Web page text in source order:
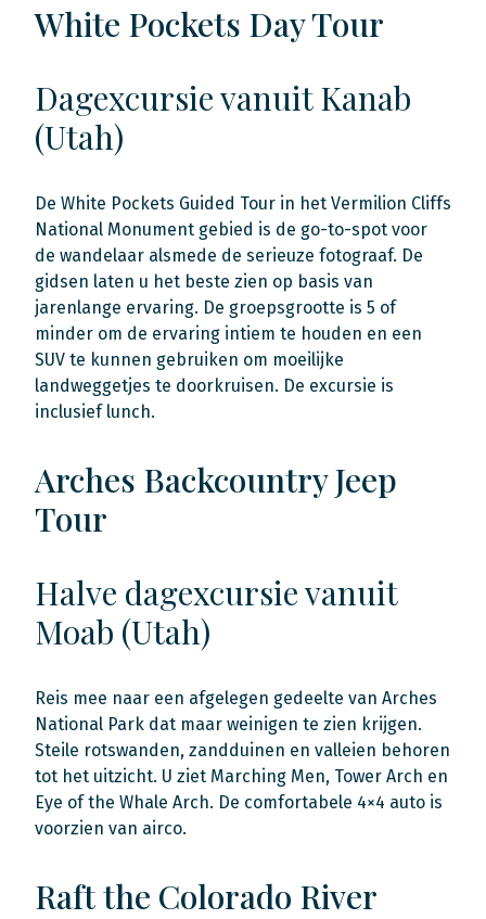
White Pockets Day Tour
Dagexcursie vanuit Kanab
(Utah)
De White Pockets Guided Tour in het Vermilion Cliffs
National Monument gebied is de go-to-spot voor
de wandelaar alsmede de serieuze fotograaf. De
gidsen laten u het beste zien op basis van
jarenlange ervaring. De groepsgrootte is 5 of
minder om de ervaring intiem te houden en een
SUV te kunnen gebruiken om moeilijke
landweggetjes te doorkruisen. De excursie is
inclusief lunch.
Arches Backcountry Jeep
Tour
Halve dagexcursie vanuit
Moab (Utah)
Reis mee naar een afgelegen gedeelte van Arches
National Park dat maar weinigen te zien krijgen.
Steile rotswanden, zandduinen en valleien behoren
tot het uitzicht. U ziet Marching Men, Tower Arch en
Eye of the Whale Arch. De comfortabele 4×4 auto is
voorzien van airco.
Raft the Colorado River